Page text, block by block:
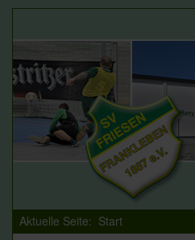
Aktuelle Seite: Start